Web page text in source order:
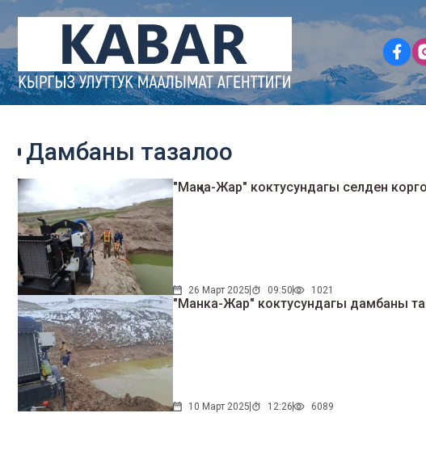
Дамбаны тазалоо
"Маңка-Жар" коктусундагы селден
26 Март 2025 09:50 1021
"Манка-Жар" коктусундагы дамбаны
10 Март 2025 12:26 6089